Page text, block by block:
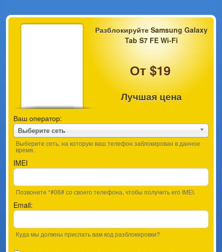
Разблокируйте Samsung Galaxy
Tab S7 FE Wi-Fi
От $19
Лучшая цена
Ваш оператор:
Выберите сеть
Выберите сеть, на которую ваш телефон заблокирован в данное
время.
IMEI
Позвоните *#06# со своего телефона, чтобы получить его IMEI.
Email:
Куда мы должны прислать вам код разблокировки?